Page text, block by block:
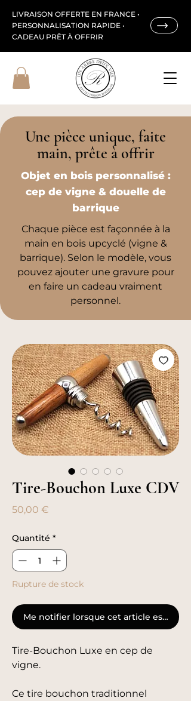
LIVRAISON OFFERTE EN FRANCE •
PERSONNALISATION RAPIDE •
CADEAU PRÊT À OFFRIR
Une pièce unique, faite
main, prête à offrir
Objet en bois personnalisé :
cep de vigne & douelle de
barrique
Chaque pièce est façonnée à la
main en bois upcyclé (vigne &
barrique). Selon le modèle, vous
pouvez ajouter une gravure pour
en faire un cadeau vraiment
personnel.
Tire-Bouchon Luxe CDV
50,00 €
Quantité *
Rupture de stock
Me notifier lorsque cet article est
Tire-Bouchon Luxe en cep de
vigne.
Ce tire bouchon traditionnel